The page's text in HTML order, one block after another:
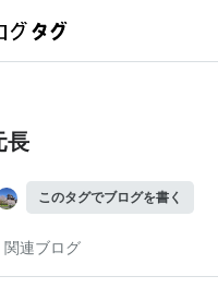
長
このタグでブログを書く
関連ブログ